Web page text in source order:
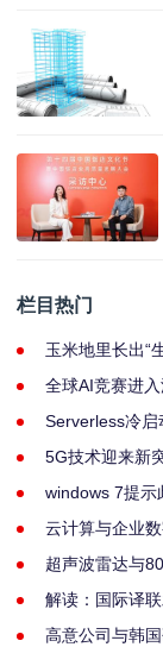
栏目热门
玉米地里长出“
全球AI竞赛进
Serverless冷启
5G技术迎来新
windows 7提示
云计算与企业
超声波雷达与
解读：国际译
高意公司与韩